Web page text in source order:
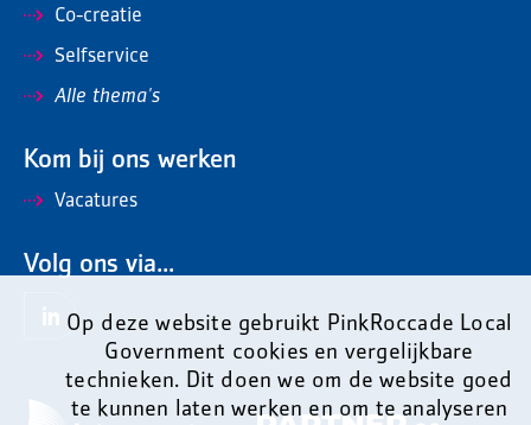
Op deze website gebruikt PinkRoccade Local
Government cookies en vergelijkbare
technieken. Dit doen we om de website goed
te kunnen laten werken en om te analyseren
Co-creatie
Selfservice
Alle thema's
Kom bij ons werken
Vacatures
Volg ons via...